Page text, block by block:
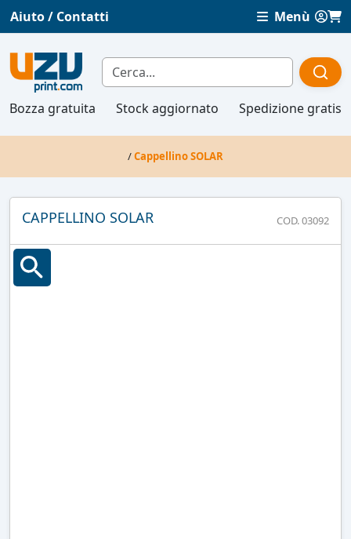
Aiuto / Contatti Menù
Bozza gratuita Stock aggiornato Spedizione gratis
/Cappellino SOLAR
CAPPELLINO SOLAR COD. 03092